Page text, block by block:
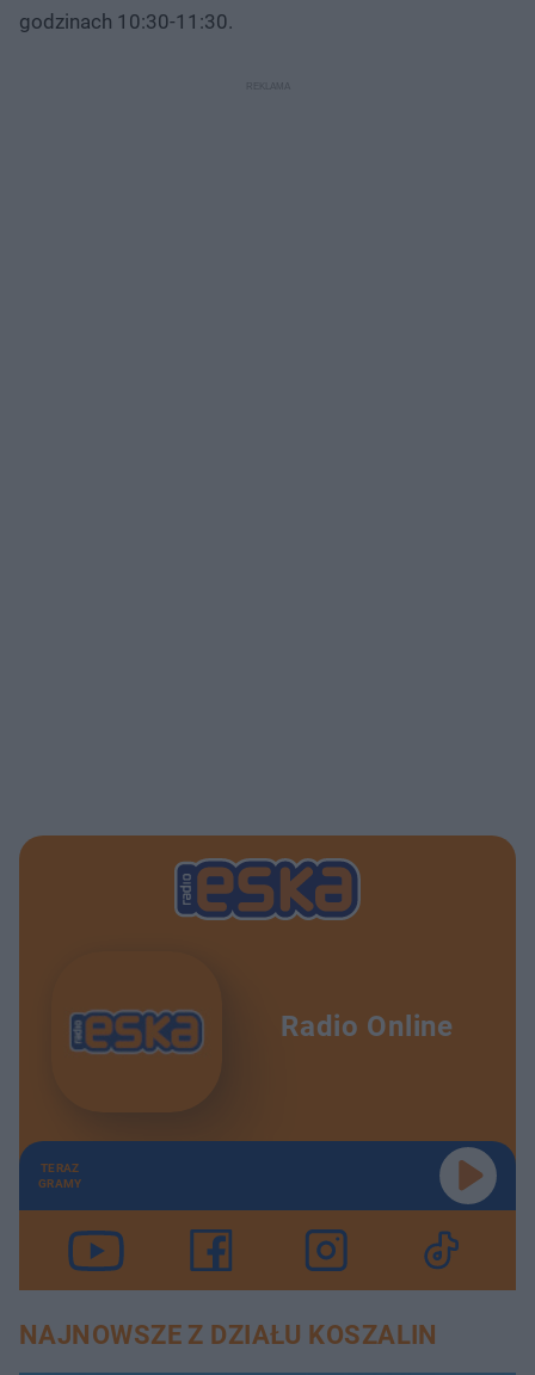
godzinach 10:30-11:30.
Radio Online
TERAZ
GRAMY
NAJNOWSZE Z DZIAŁU KOSZALIN